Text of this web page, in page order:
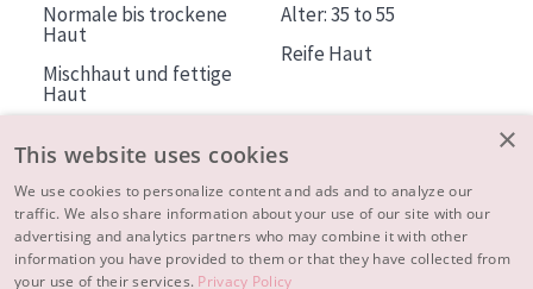
Normale bis trockene
Haut
Mischhaut und fettige
Haut
Haut
Alter: 35 to 55
Reife Haut
ÜBER DIADERMINE
Mehr über uns
×
This website uses cookies
We use cookies to personalize content and ads and to analyze our
traffic. We also share information about your use of our site with our
advertising and analytics partners who may combine it with other
information you have provided to them or that they have collected from
your use of their services. Privacy Policy